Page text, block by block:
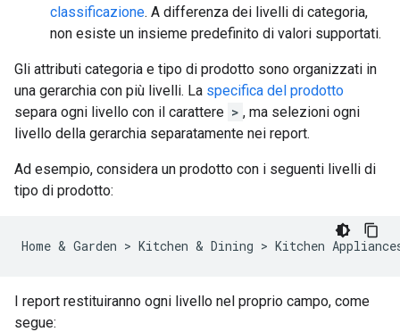
classificazione. A differenza dei livelli di categoria,
non esiste un insieme predefinito di valori supportati.
Gli attributi categoria e tipo di prodotto sono organizzati in
una gerarchia con più livelli. La specifica del prodotto
separa ogni livello con il carattere > , ma selezioni ogni
livello della gerarchia separatamente nei report.
Ad esempio, considera un prodotto con i seguenti livelli di
tipo di prodotto:
I report restituiranno ogni livello nel proprio campo, come
segue: